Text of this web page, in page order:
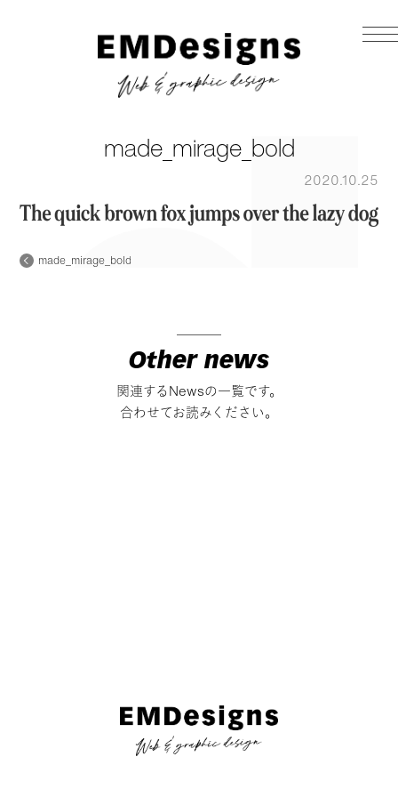
made_mirage_bold
2020.10.25
made_mirage_bold
Other news
関連するNewsの一覧です。
合わせてお読みください。